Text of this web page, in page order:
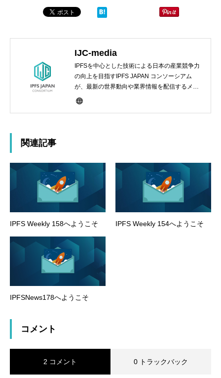
IJC-media
IPFSを中心とした技術による日本の産業競争力
の向上を目指すIPFS JAPAN コンソーシアム
が、最新の世界動向や業界情報を配信するメデ
ィアサイト
関連記事
IPFS Weekly 158へようこそ IPFS Weekly 154へようこそ
IPFSNews178へようこそ
コメント
2 コメント 0 トラックバック